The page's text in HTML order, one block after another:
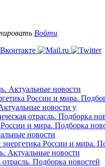
Войти
Актуальные новости
России и мира.
новости у
отрасль. Подборка
и мира. Подборка
новости
России и мира.
Актуальные новости
Подборка новостей